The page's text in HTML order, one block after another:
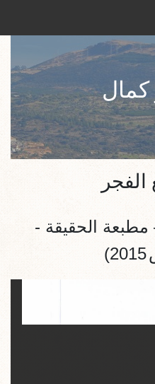
كمال
الحقيقة -
2015)